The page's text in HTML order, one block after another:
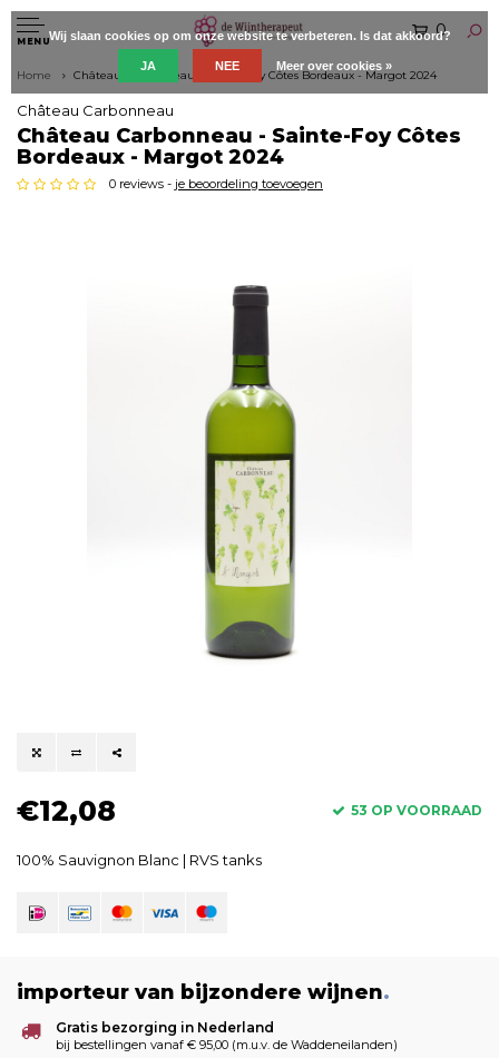
MENU
0
Home Château Carbonneau - Sainte-Foy Côtes Bordeaux - Margot 2024
Château Carbonneau
Château Carbonneau - Sainte-Foy Côtes
Bordeaux - Margot 2024
0 reviews - je beoordeling toevoegen
€12,08 53 OP VOORRAAD
100% Sauvignon Blanc | RVS tanks
importeur van bijzondere wijnen.
Gratis bezorging in Nederland
bij bestellingen vanaf € 95,00 (m.u.v. de Waddeneilanden)
Wij slaan cookies op om onze website te verbeteren. Is dat akkoord?
JA NEE Meer over cookies »